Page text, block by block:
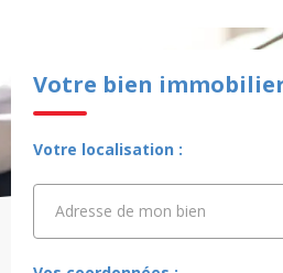
Votre bien
Votre localisation :
Adresse de mon bien
Adresse de mon bien